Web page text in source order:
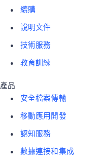
續購
說明文件
技術服務
教育訓練
產品
安全檔案傳輸
移動應用開發
認知服務
數據連接和集成